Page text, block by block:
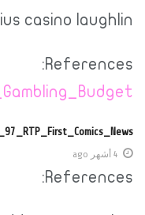
wiki/